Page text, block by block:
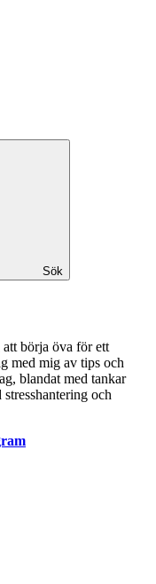
Sök
börja öva för ett
med mig av tips och
blandat med tankar
och